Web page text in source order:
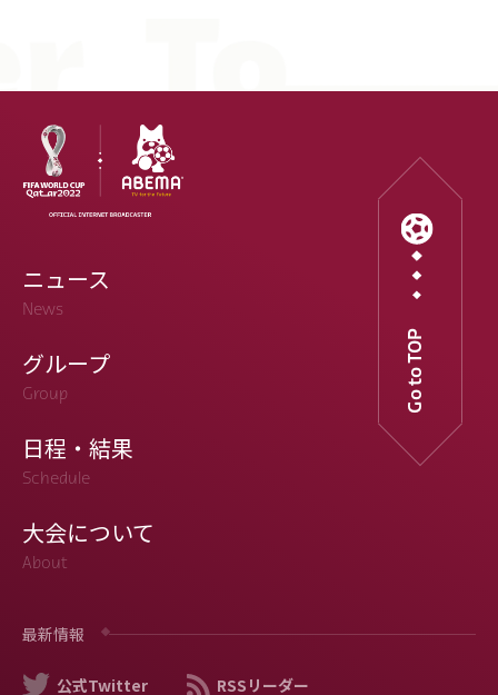
ニュース
News
グループ
Group
日程・結果
Schedule
大会について
About
最新情報
公式Twitter RSSリーダー
Go to TOP